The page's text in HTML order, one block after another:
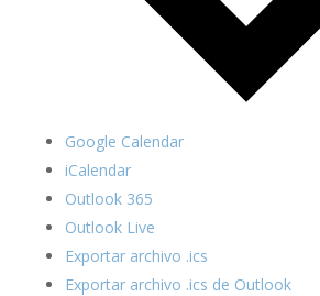
Google Calendar
iCalendar
Outlook 365
Outlook Live
Exportar archivo .ics
Exportar archivo .ics de Outlook